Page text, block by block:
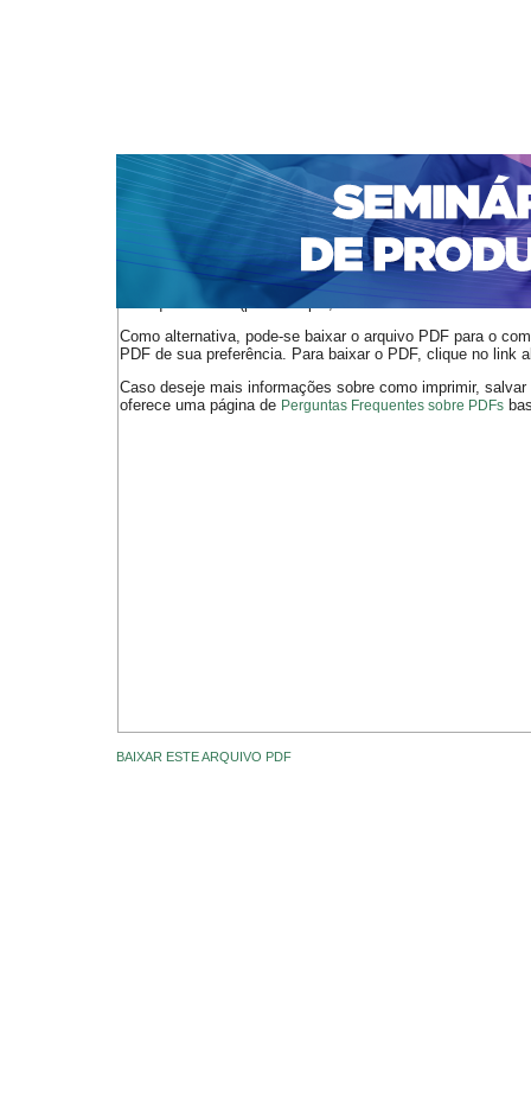
CAPA SOBRE ACESSO
NOTÍCIAS
PORTAL DE REVISTAS DA UNIFACS
v. 14 (2015)
O arquivo PDF selecionado deve ser carregado no
de arquivos PDF (por exemplo, uma versão atual do
Como alternativa, pode-se baixar o arquivo PDF para o
PDF de sua preferência. Para baixar o PDF, clique no link
Caso deseje mais informações sobre como imprimir,
oferece uma página de Perguntas Frequentes sobre PDFs
BAIXAR ESTE ARQUIVO PDF